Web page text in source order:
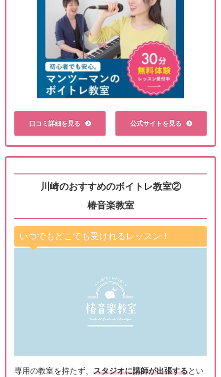
口コミ詳細を見る 公式サイトを見る
川崎のおすすめのボイトレ教室②
椿音楽教室
いつでもどこでも受けれるレッスン！
専用の教室を持たず、 スタジオに講師が出張するとい